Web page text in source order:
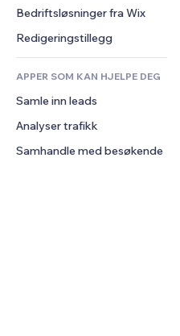
Folkefinansiering
Mat og drikke
Nyheter
Bannere og merker
Kalkulatorer
Søk
Vær
Diagrammer og tabeller
Telefon
Samfunn
Anmeldelser og
Bedriftsløsninger fra Wix
Redigeringstillegg
APPER SOM KAN HJELPE DEG
Samle inn leads
Analyser trafikk
Samhandle med besøkende